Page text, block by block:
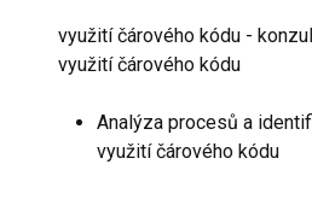
využití čárového kódu -
využití čárového kódu
Analýza procesů a
využití čárového kódu